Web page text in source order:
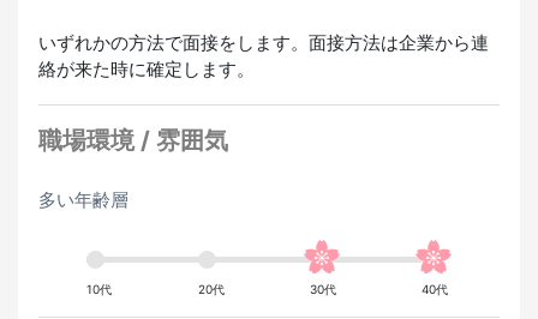
いずれかの方法で面接をします。面接方法は企業から連
絡が来た時に確定します。
職場環境 / 雰囲気
多い年齢層
10代 20代 30代 40代